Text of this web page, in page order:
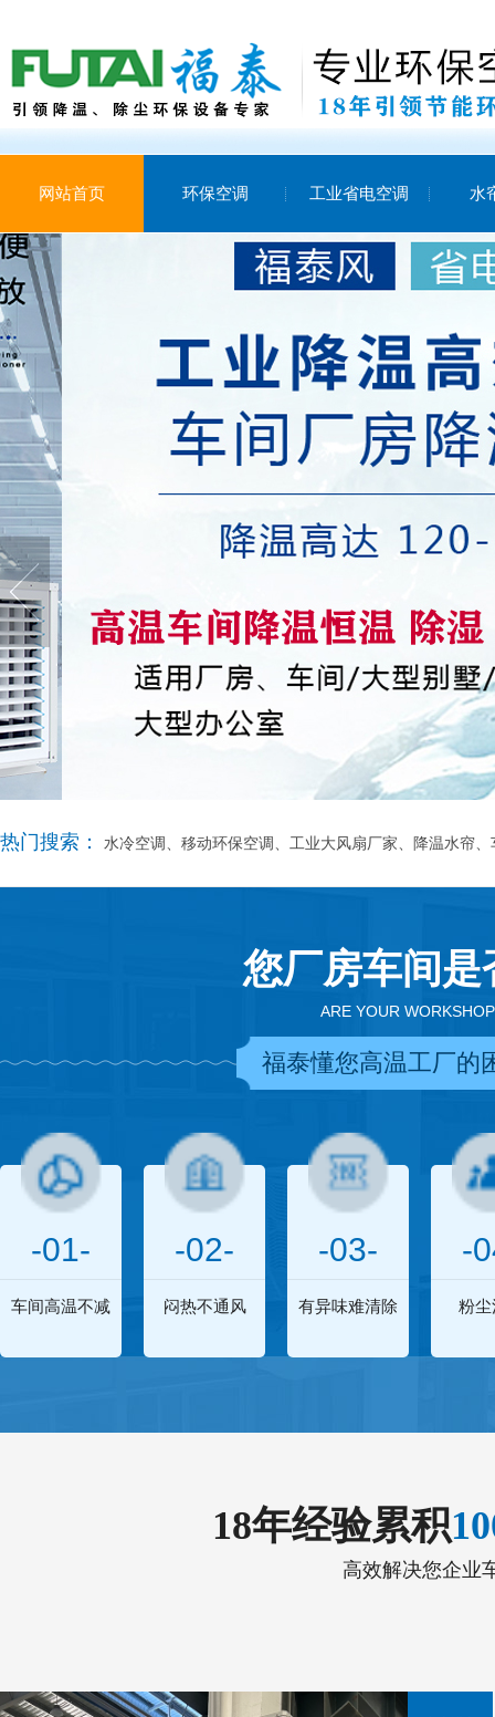
网站首页 环保空调 工业省电空调 水
热门搜索： 水冷空调、移动环保空调、工业大风扇厂家、降温水帘
您厂房车间
ARE YOUR
福泰懂您高温工厂的
-01-
车间高温不减
-02-
闷热不通风
-03-
有异味难清除
-
粉尘
18年经验累积
高效解决您企业